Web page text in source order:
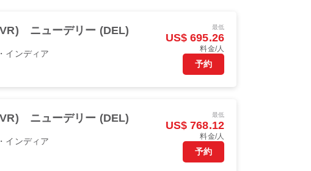
ニューデリー (DEL)
インディア
最低
US$ 695.26
料金/人
予約
ニューデリー (DEL)
インディア
最低
US$ 768.12
料金/人
予約